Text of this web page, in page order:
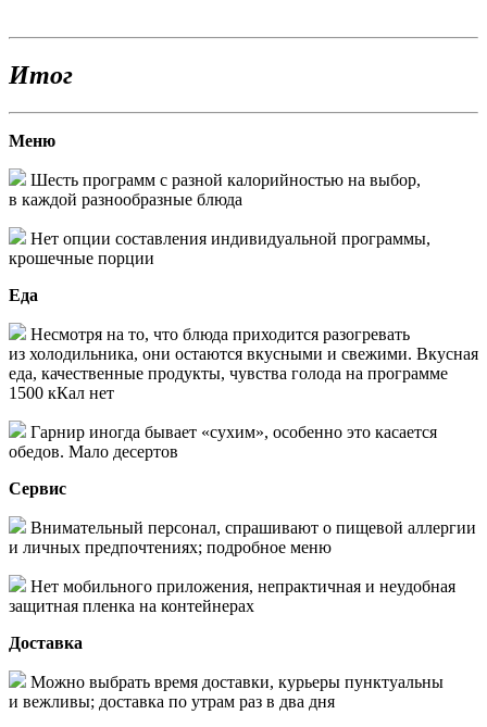
Итог
Меню
Шесть программ с разной калорийностью на выбор,
в каждой разнообразные блюда
Нет опции составления индивидуальной программы,
крошечные порции
Еда
Несмотря на то, что блюда приходится разогревать
из холодильника, они остаются вкусными и свежими. Вкусная
еда, качественные продукты, чувства голода на программе
1500 кКал нет
Гарнир иногда бывает «сухим», особенно это касается
обедов. Мало десертов
Сервис
Внимательный персонал, спрашивают о пищевой аллергии
и личных предпочтениях; подробное меню
Нет мобильного приложения, непрактичная и неудобная
защитная пленка на контейнерах
Доставка
Можно выбрать время доставки, курьеры пунктуальны
и вежливы; доставка по утрам раз в два дня